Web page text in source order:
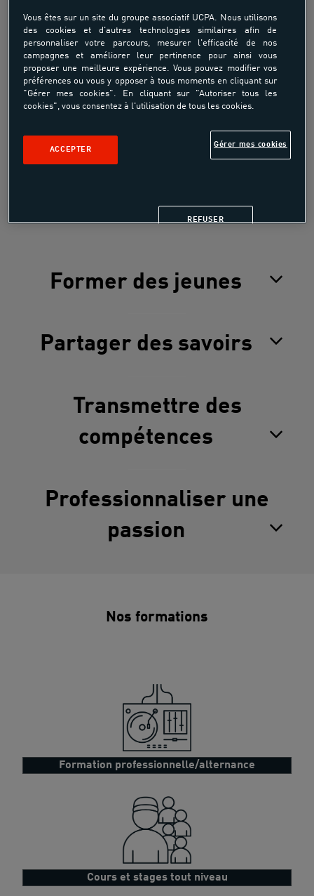
réussite des élèves dans l’univers professionnel de
l'événementiel et des loisirs en leur garantissant ainsi
une forte employabilité.
Incarnant pleinement les valeurs UCPA, la formation
diplômante “Animateur Musical et Scénique” de l’Ecole
des DJ de niveau V, inscrite au répertoire national des
plus grand nombre, et prise en charge, grâce à
l’alternance.
LA MISSION DE L'ÉCOLE DES DJ
Former des jeunes
Partager des savoirs
Transmettre des
compétences
Professionnaliser une
passion
Nos formations
Formation professionnelle/alternance
Cours et stages tout niveau
Vous êtes sur un site du groupe associatif UCPA. Nous utilisons
des cookies et d'autres technologies similaires afin de
personnaliser votre parcours, mesurer l'efficacité de nos
campagnes et améliorer leur pertinence pour ainsi vous
proposer une meilleure expérience. Vous pouvez modifier vos
préférences ou vous y opposer à tous moments en cliquant sur
"Gérer mes cookies". En cliquant sur "Autoriser tous les
cookies", vous consentez à l'utilisation de tous les cookies.
Gérer mes cookies
REFUSER
ACCEPTER